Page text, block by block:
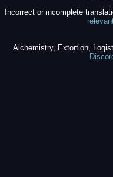
Incorrect or incomplete
Alchemistry, Extortion,